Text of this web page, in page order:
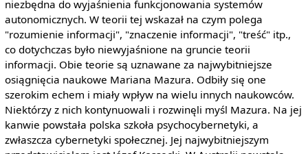
niezbędna do wyjaśnienia funkcjonowania systemów
autonomicznych. W teorii tej wskazał na czym polega
"rozumienie informacji", "znaczenie informacji", "treść" itp.,
co dotychczas było niewyjaśnione na gruncie teorii
informacji. Obie teorie są uznawane za najwybitniejsze
osiągnięcia naukowe Mariana Mazura. Odbiły się one
szerokim echem i miały wpływ na wielu innych naukowców.
Niektórzy z nich kontynuowali i rozwinęli myśl Mazura. Na jej
kanwie powstała polska szkoła psychocybernetyki, a
zwłaszcza cybernetyki społecznej. Jej najwybitniejszym